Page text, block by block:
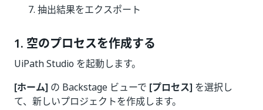
抽出結果をエクスポート
1. 空のプロセスを作成する
UiPath Studio を起動します。
[ホーム] の Backstage ビューで [プロセス] を選択し
て、新しいプロジェクトを作成します。